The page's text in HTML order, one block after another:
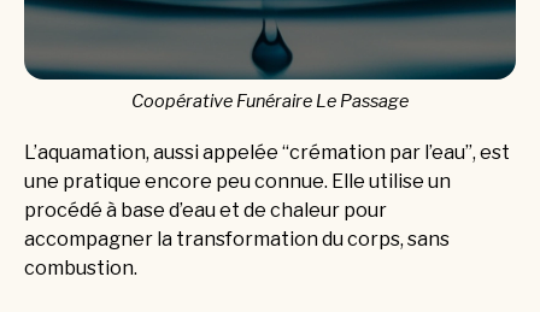
L’aquamation, aussi appelée “crémation par l’eau”, est
une pratique encore peu connue. Elle utilise un
procédé à base d’eau et de chaleur pour
accompagner la transformation du corps, sans
combustion.
Coopérative Funéraire Le Passage